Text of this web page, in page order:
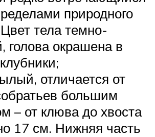
природного
тела темно-
голова окрашена в
отличается от
большим
– от клюва до хвоста
17 см. Нижняя часть